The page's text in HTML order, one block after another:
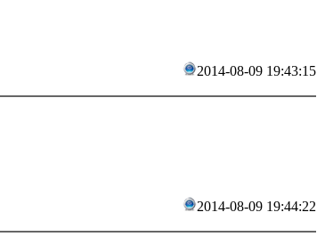
2014-08-09 19:43:15
2014-08-09 19:44:22